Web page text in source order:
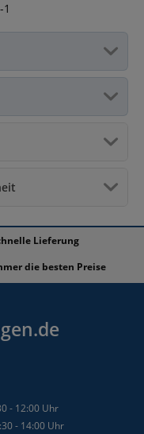
Lieferung
die besten Preise
- 12:00 Uhr
- 14:00 Uhr